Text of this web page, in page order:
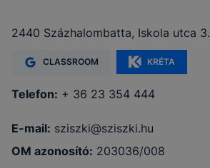
2440 Százhalombatta, Iskola utca 3.
CLASSROOM KRÉTA
Telefon: + 36 23 354 444
E-mail: sziszki@sziszki.hu
OM azonosító: 203036/008